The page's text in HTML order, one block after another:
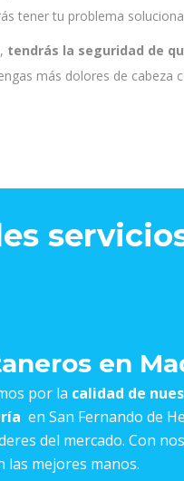
tener tu problema
tendrás la seguridad de
más dolores de cabeza
en
por la calidad de
en San Fernando de
del mercado. Con
las mejores manos.